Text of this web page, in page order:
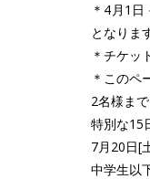
＊4月1
となりま
＊チケッ
＊このペ
2名様ま
特別な15
7月20日[
中学生以